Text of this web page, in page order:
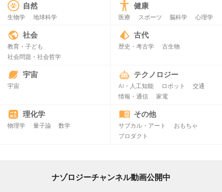
自然
生物学 地球科学
健康
医療 スポーツ 脳科学 心理学
社会
教育・子ども
社会問題・社会哲学
古代
歴史・考古学 古生物
宇宙
宇宙
テクノロジー
AI・人工知能 ロボット
交通
情報・通信
家電
理化学
物理学 量子論 数学
その他
サブカル・アート
おもちゃ
プロダクト
ナゾロジーチャンネル動画公開中